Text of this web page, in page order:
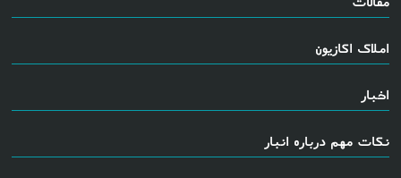
املاک اکازیون
اخبار
نکات مهم درباره انبار